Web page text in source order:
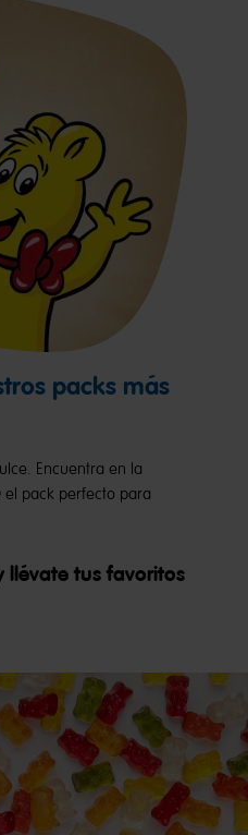
packs más
Encuentra en la
el pack perfecto para
llévate tus favoritos